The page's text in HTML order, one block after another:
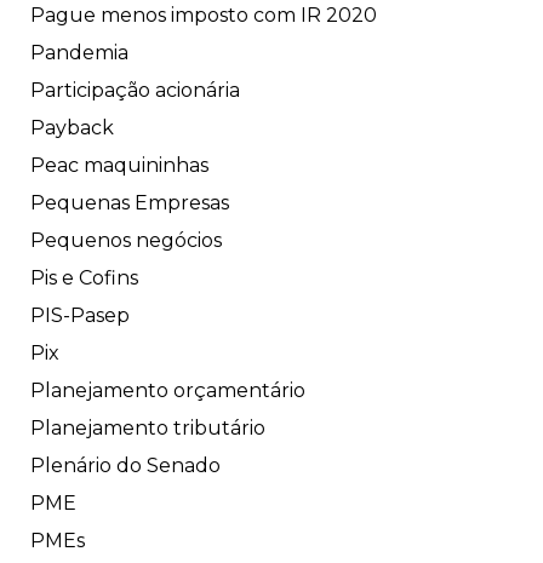
Pague menos imposto com IR 2020
Pandemia
Participação acionária
Payback
Peac maquininhas
Pequenas Empresas
Pequenos negócios
Pis e Cofins
PIS-Pasep
Pix
Planejamento orçamentário
Planejamento tributário
Plenário do Senado
PME
PMEs